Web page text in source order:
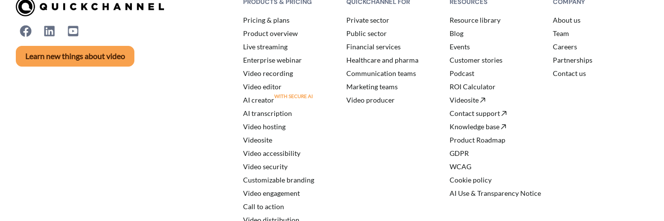
Learn new things about video
PRODUCTS & PRICING
Pricing & plans
Product overview
Live streaming
Enterprise webinar
Video recording
Video editor
AI creator
AI transcription
Video hosting
Videosite
Video accessibility
Video security
Customizable branding
Video engagement
Call to action
QUICKCHANNEL FOR
Private sector
Public sector
Financial services
Healthcare and pharma
Communication teams
Marketing teams
Video producer
RESOURCES
Resource library
Blog
Events
Customer stories
Podcast
ROI Calculator
Videosite
Contact support
Knowledge base
Product Roadmap
GDPR
WCAG
Cookie policy
AI Use & Transparency Notice
COMPANY
About us
Team
Careers
Partnerships
Contact us